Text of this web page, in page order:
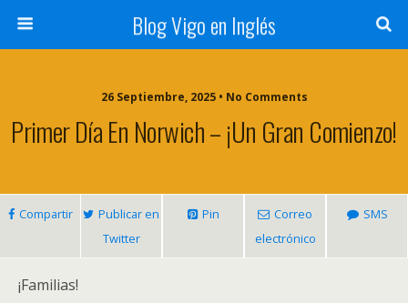
Blog Vigo en Inglés
26 Septiembre, 2025 • No Comments
Primer Día En Norwich – ¡Un Gran Comienzo!
Compartir
Publicar en
Twitter
Pin
Correo
electrónico
SMS
¡Familias!